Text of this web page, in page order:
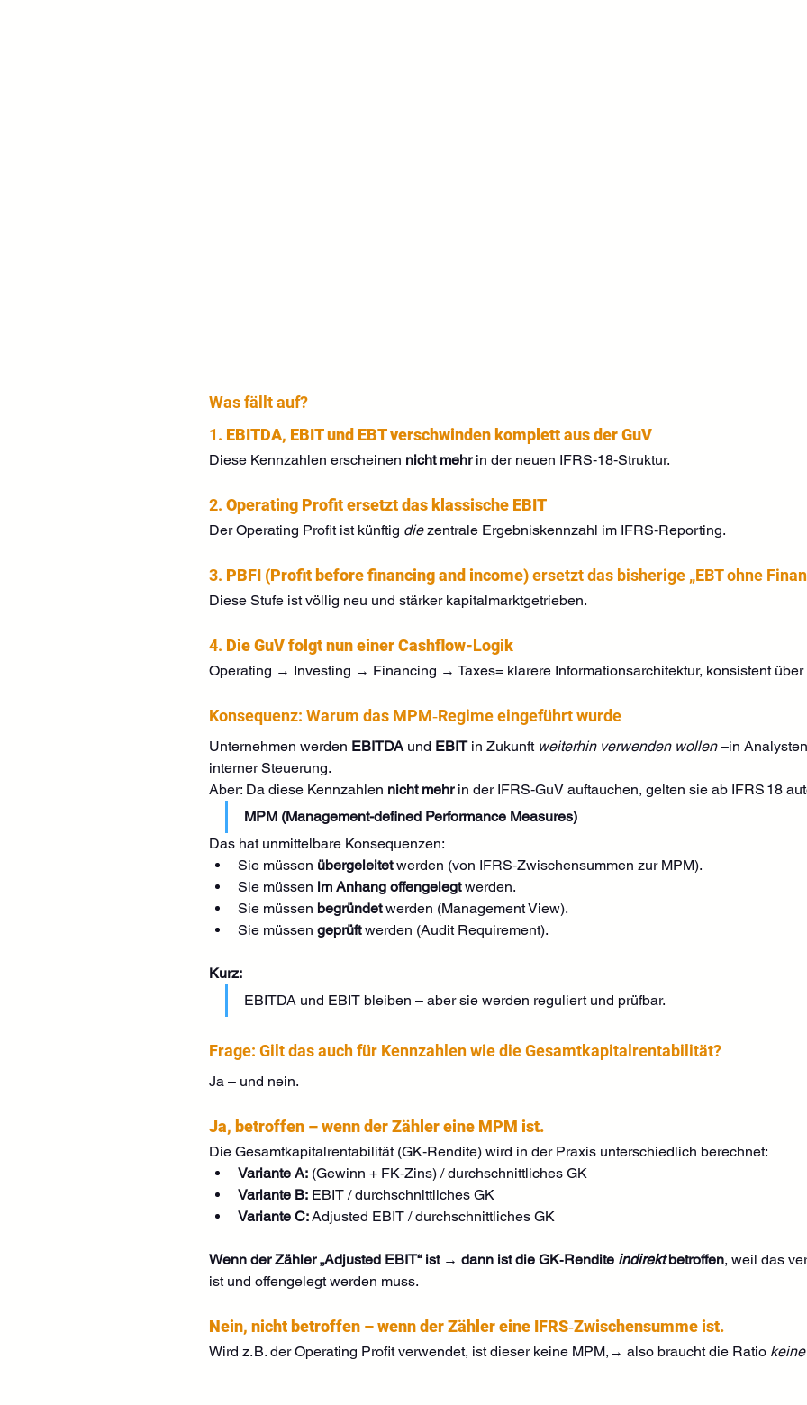
Was fällt auf?
1. EBITDA, EBIT und EBT verschwinden komplett aus der GuV
Diese Kennzahlen erscheinen nicht mehr in der neuen IFRS‑18‑Struktur.
2. Operating Profit ersetzt das klassische EBIT
Der Operating Profit ist künftig die zentrale Ergebniskennzahl im IFRS‑Reporting.
3. PBFI (Profit before financing and income) ersetzt das bisherige „EBT ohne
Diese Stufe ist völlig neu und stärker kapitalmarktgetrieben.
4. Die GuV folgt nun einer Cashflow-Logik
Operating → Investing → Financing → Taxes= klarere Informationsarchitektur, konsistent
Konsequenz: Warum das MPM‑Regime eingeführt wurde
Unternehmen werden EBITDA und EBIT in Zukunft weiterhin verwenden wollen –in
interner Steuerung.
Aber: Da diese Kennzahlen nicht mehr in der IFRS‑GuV auftauchen, gelten sie ab IFRS 18
MPM (Management-defined Performance Measures)
Das hat unmittelbare Konsequenzen:
Sie müssen übergeleitet werden (von IFRS‑Zwischensummen zur MPM).
Sie müssen im Anhang offengelegt werden.
Sie müssen begründet werden (Management View).
Sie müssen geprüft werden (Audit Requirement).
Kurz:
EBITDA und EBIT bleiben – aber sie werden reguliert und prüfbar.
Frage: Gilt das auch für Kennzahlen wie die Gesamtkapitalrentabilität?
Ja – und nein.
Ja, betroffen – wenn der Zähler eine MPM ist.
Die Gesamtkapitalrentabilität (GK‑Rendite) wird in der Praxis unterschiedlich berechnet:
Variante A: (Gewinn + FK‑Zins) / durchschnittliches GK
Variante B: EBIT / durchschnittliches GK
Variante C: Adjusted EBIT / durchschnittliches GK
Wenn der Zähler „Adjusted EBIT“ ist → dann ist die GK‑Rendite indirekt betroffen, weil das
ist und offengelegt werden muss.
Nein, nicht betroffen – wenn der Zähler eine IFRS‑Zwischensumme ist.
Wird z. B. der Operating Profit verwendet, ist dieser keine MPM,→ also braucht die Ratio keine